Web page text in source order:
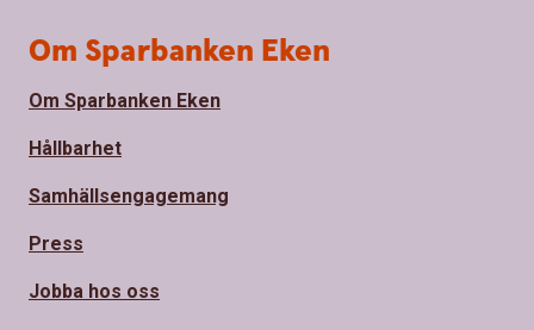
Om Sparbanken Eken
Om Sparbanken Eken
Hållbarhet
Samhällsengagemang
Press
Jobba hos oss